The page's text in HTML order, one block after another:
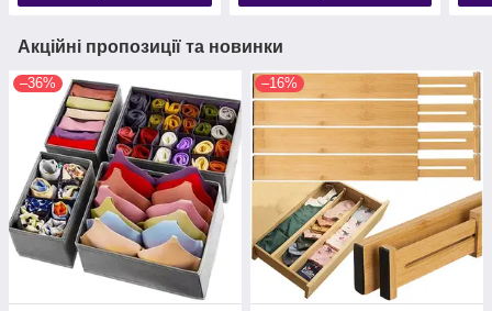
Акційні пропозиції та новинки
–36% –16%